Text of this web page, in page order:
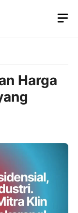
Harga